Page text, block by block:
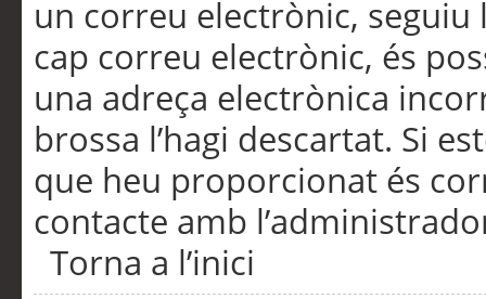
un correu electrònic,
cap correu electrònic, és
una adreça electrònica
brossa l’hagi descartat. Si
que heu proporcionat és
contacte amb
Torna a l’inici